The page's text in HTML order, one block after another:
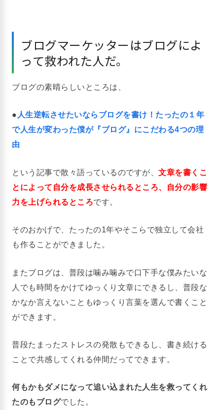
ブログマーケッターはブログによ
って救われた人だ。
ブログの素晴らしいところは、
● 人生逆転させたいならブログを書け！たったの１年
で人生が変わった僕が『ブログ』にこだわる4つの理
由
という記事で散々語っているのですが、 文章を書くこ
とによって自分を成長させられるところ、自分の影響
力を上げられるところです。
そのおかげで、たったの1年やそこらで独立して会社
も作ることができました。
またブログは、普段は噛み噛みで口下手な僕みたいな
人でも時間をかけてゆっくり文章にできるし、普段な
かなか言えないこともゆっくり言葉を選んで書くこと
ができます。
普段たまったストレスの発散もできるし、書き続ける
ことで共感してくれる仲間だってできます。
何もかもダメになって追い込まれた人生を救ってくれ
たのもブログでした。